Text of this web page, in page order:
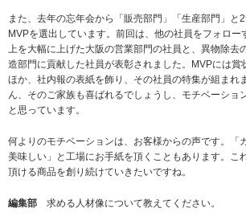
また、去年の忘年会から「販売部門」「生産部門」と
MVPを選出しています。前回は、他の社員をフォロー
上を大幅に上げた大阪の営業部門の社員と、異物除去
造部門に貢献した社員が表彰されました。MVPには賞
ほか、社内報の表紙を飾り、その社員の特集が組まれ
ん、そのご家族も喜ばれるでしょうし、モチベーショ
と思っています。
何よりのモチベーションは、お客様からの声です。「
美味しい」と工場にお手紙を頂くこともあります。こ
頂ける商品を創り続けていきたいですね。
編集部 求める人材像について教えてください。